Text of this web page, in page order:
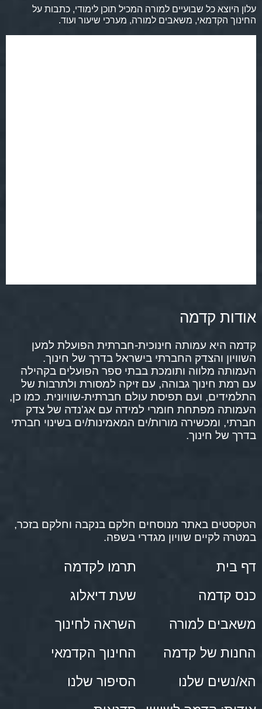
עלון היוצא כל שבועיים למורה המכיל תוכן לימודי, כתבות על
החינוך הקדמאי, משאבים למורה, מערכי שיעור ועוד.
אודות קדמה
קדמה היא עמותה חינוכית-חברתית הפועלת למען
השוויון והצדק החברתי בישראל בדרך של חינוך.
העמותה מלווה ותומכת בבתי ספר הפועלים בקהילה
עם רמת חינוך גבוהה, עם זיקה למסורת ולתרבות של
התלמידים, ועם תפיסת עולם חברתית-שוויונית. כמו כן,
העמותה מפתחת חומרי למידה עם אג'נדה של צדק
חברתי, ומכשירה מורות/ים המאמינות/ים בשינוי חברתי
בדרך של חינוך.
הטקסטים באתר מנוסחים חלקם בנקבה וחלקם בזכר,
במטרה לקיים שוויון מגדרי בשפה.
דף בית
תרמו לקדמה
כנס קדמה
שעת דיאלוג
משאבים למורה
השראה לחינוך
החנות של קדמה
החינוך הקדמאי
הא/נשים שלנו
הסיפור שלנו